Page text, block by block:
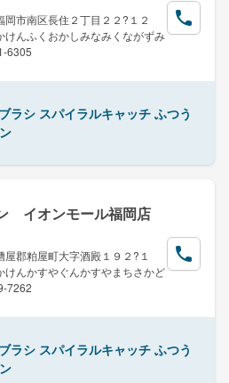
岡市南区長住２丁目２２?１２
けんふくおかしみなみくながずみ
6305
ラシ スパイラルキャッチ ふつう
イオンモール福岡店
屋郡粕屋町大字酒殿１９２?１
けんかすやぐんかすやまちさかど
7262
ラシ スパイラルキャッチ ふつう